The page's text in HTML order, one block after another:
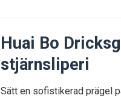
Huai Bo
stjärnsliperi
Sätt en sofistikerad prägel